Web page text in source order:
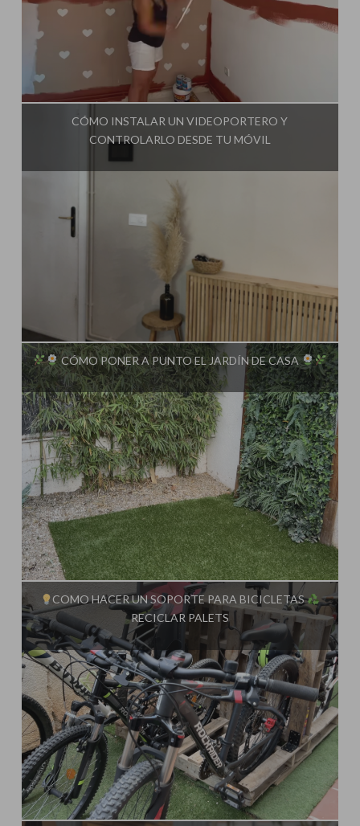
Influencer:Steffido
CÓMO INSTALAR UN VIDEOPORTERO Y
CONTROLARLO DESDE TU MÓVIL
Influencer:
CÓMO PONER A PUNTO EL JARDÍN DE CASA
Influencer:Steffido
COMO HACER UN SOPORTE PARA BICICLETAS
RECICLAR PALETS
Influencer:Steffido